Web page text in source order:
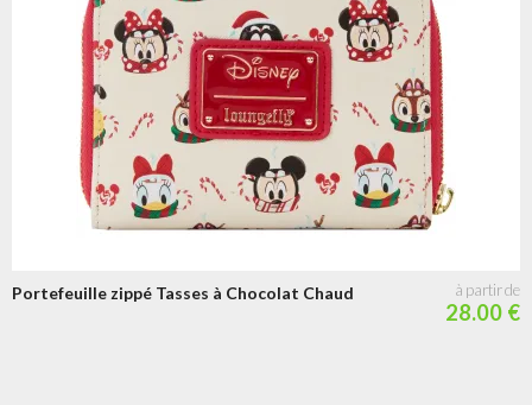
Portefeuille zippé Tasses à Chocolat Chaud
28.00 €